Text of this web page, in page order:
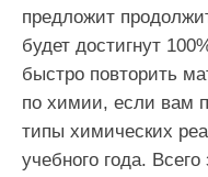
предложит
будет достигнут
быстро повторить
по химии, если вам
типы химических
учебного года.